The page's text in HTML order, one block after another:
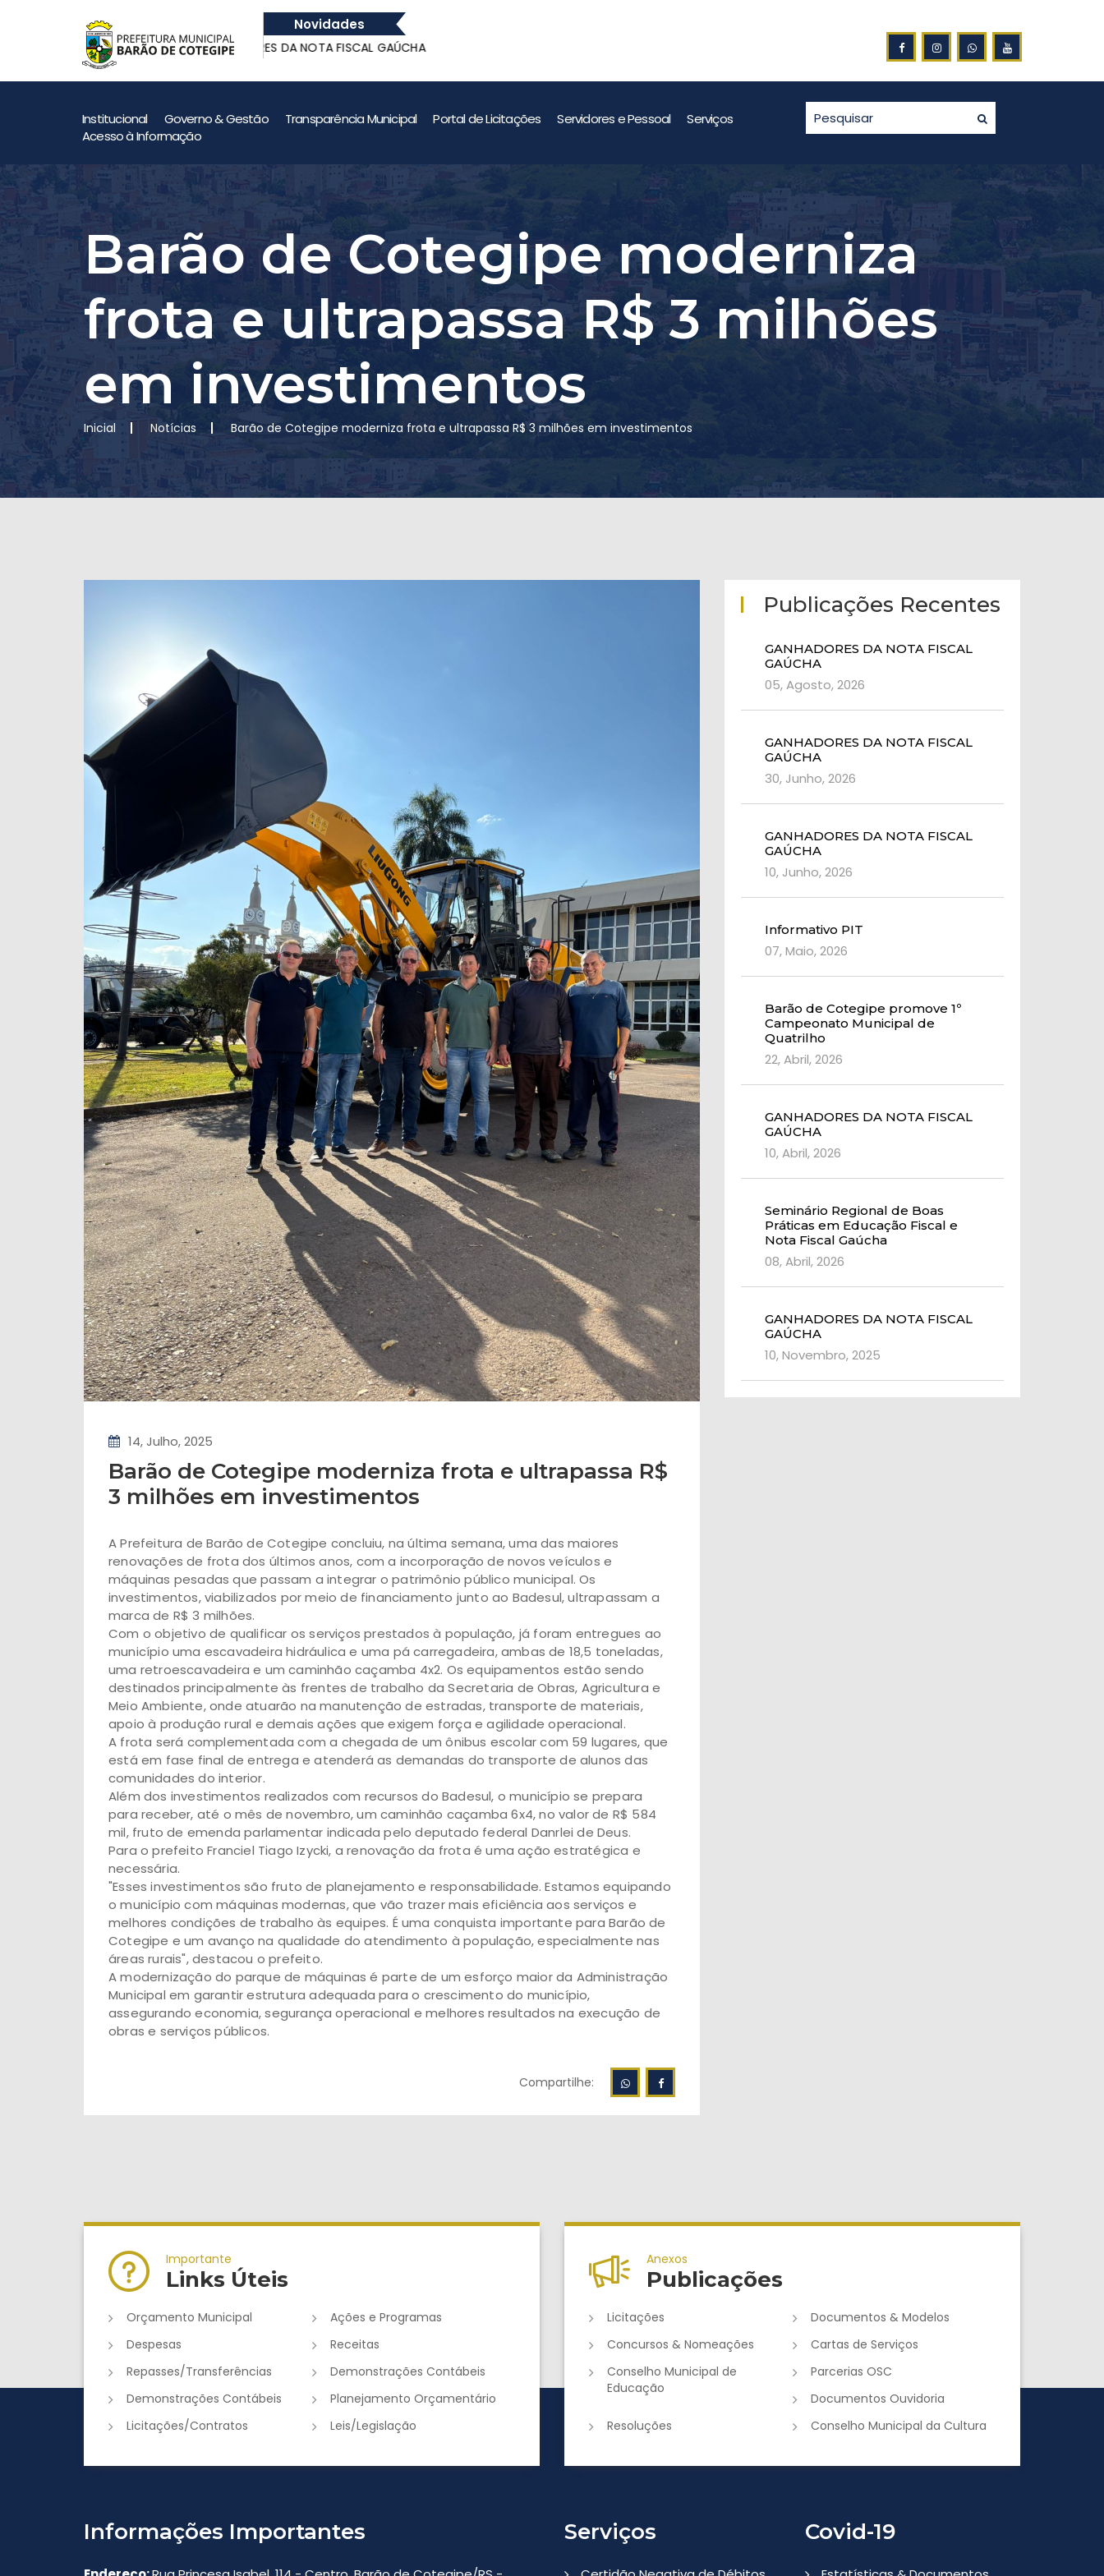
Novidades
GANHADORES DA NOTA FISCAL GAÚCHA
Institucional Governo & Gestão Transparência Municipal Portal de Licitações Servidores e Pessoal
Serviços
Acesso à Informação
Barão de Cotegipe moderniza
frota e ultrapassa R$ 3 milhões
em investimentos
Inicial Notícias Barão de Cotegipe moderniza frota e ultrapassa R$ 3 milhões em investimentos
14, Julho, 2025
Barão de Cotegipe moderniza frota e ultrapassa R$
3 milhões em investimentos
A Prefeitura de Barão de Cotegipe concluiu, na última semana, uma das maiores
renovações de frota dos últimos anos, com a incorporação de novos veículos e
máquinas pesadas que passam a integrar o patrimônio público municipal. Os
investimentos, viabilizados por meio de financiamento junto ao Badesul, ultrapassam a
marca de R$ 3 milhões.
Com o objetivo de qualificar os serviços prestados à população, já foram entregues ao
município uma escavadeira hidráulica e uma pá carregadeira, ambas de 18,5 toneladas,
uma retroescavadeira e um caminhão caçamba 4x2. Os equipamentos estão sendo
destinados principalmente às frentes de trabalho da Secretaria de Obras, Agricultura e
Meio Ambiente, onde atuarão na manutenção de estradas, transporte de materiais,
apoio à produção rural e demais ações que exigem força e agilidade operacional.
A frota será complementada com a chegada de um ônibus escolar com 59 lugares, que
está em fase final de entrega e atenderá as demandas do transporte de alunos das
comunidades do interior.
Além dos investimentos realizados com recursos do Badesul, o município se prepara
para receber, até o mês de novembro, um caminhão caçamba 6x4, no valor de R$ 584
mil, fruto de emenda parlamentar indicada pelo deputado federal Danrlei de Deus.
Para o prefeito Franciel Tiago Izycki, a renovação da frota é uma ação estratégica e
necessária.
"Esses investimentos são fruto de planejamento e responsabilidade. Estamos equipando
o município com máquinas modernas, que vão trazer mais eficiência aos serviços e
melhores condições de trabalho às equipes. É uma conquista importante para Barão de
Cotegipe e um avanço na qualidade do atendimento à população, especialmente nas
áreas rurais", destacou o prefeito.
A modernização do parque de máquinas é parte de um esforço maior da Administração
Municipal em garantir estrutura adequada para o crescimento do município,
assegurando economia, segurança operacional e melhores resultados na execução de
obras e serviços públicos.
Compartilhe:
Publicações Recentes
GANHADORES DA NOTA FISCAL
GAÚCHA
05, Agosto, 2026
GANHADORES DA NOTA FISCAL
GAÚCHA
30, Junho, 2026
GANHADORES DA NOTA FISCAL
GAÚCHA
10, Junho, 2026
Informativo PIT
07, Maio, 2026
Barão de Cotegipe promove 1º
Campeonato Municipal de
Quatrilho
22, Abril, 2026
GANHADORES DA NOTA FISCAL
GAÚCHA
10, Abril, 2026
Seminário Regional de Boas
Práticas em Educação Fiscal e
Nota Fiscal Gaúcha
08, Abril, 2026
GANHADORES DA NOTA FISCAL
GAÚCHA
10, Novembro, 2025
Importante
Links Úteis
Orçamento Municipal
Ações e Programas
Despesas
Receitas
Repasses/Transferências
Demonstrações Contábeis
Demonstrações Contábeis
Planejamento Orçamentário
Licitações/Contratos
Leis/Legislação
Anexos
Publicações
Licitações
Documentos & Modelos
Concursos & Nomeações
Cartas de Serviços
Conselho Municipal de
Educação
Parcerias OSC
Documentos Ouvidoria
Resoluções
Conselho Municipal da Cultura
Informações Importantes Serviços Covid-19